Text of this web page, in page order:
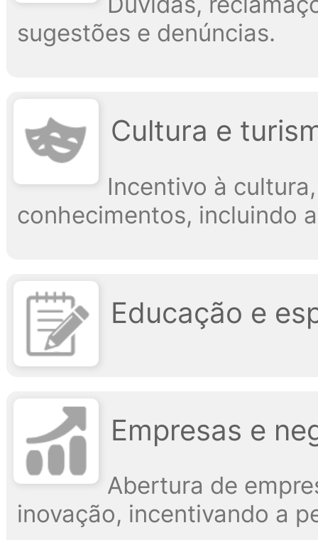
sugestões e denúncias.
Cultura e
Incentivo à
conhecimentos, incluindo
Educação e
Empresas e
Abertura de
inovação, incentivando a